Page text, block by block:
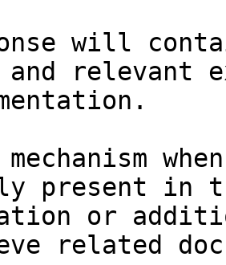
will
and relevant
present in
or